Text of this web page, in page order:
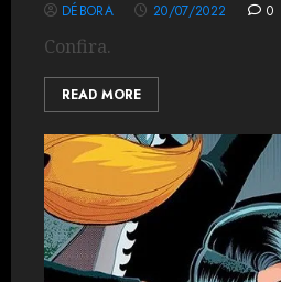
DÉBORA 20/07/2022 0
Confira.
READ MORE